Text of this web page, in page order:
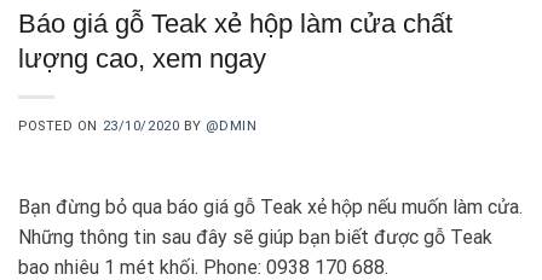
Báo giá gỗ Teak xẻ hộp làm cửa chất
lượng cao, xem ngay
POSTED ON 23/10/2020 BY @DMIN
Bạn đừng bỏ qua báo giá gỗ Teak xẻ hộp nếu muốn làm cửa.
Những thông tin sau đây sẽ giúp bạn biết được gỗ Teak
bao nhiêu 1 mét khối. Phone: 0938 170 688.